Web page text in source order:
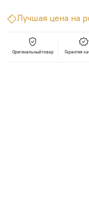
Лучшая цена на
Оригинальный товар Гарантия